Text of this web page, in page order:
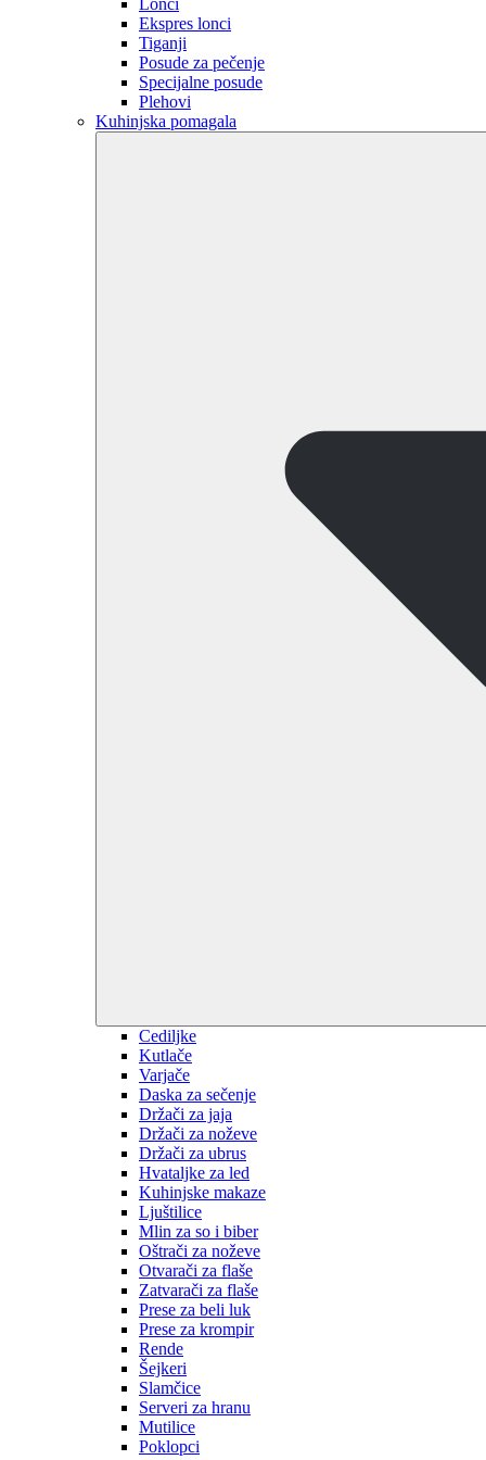
Lonci
Ekspres lonci
Tiganji
Posude za pečenje
Specijalne posude
Plehovi
Kuhinjska pomagala
Cediljke
Kutlače
Varjače
Daska za sečenje
Držači za jaja
Držači za noževe
Držači za ubrus
Hvataljke za led
Kuhinjske makaze
Ljuštilice
Mlin za so i biber
Oštrači za noževe
Otvarači za flaše
Zatvarači za flaše
Prese za beli luk
Prese za krompir
Rende
Šejkeri
Slamčice
Serveri za hranu
Mutilice
Poklopci